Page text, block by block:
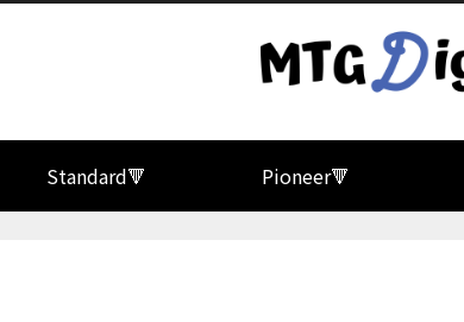
Standard🔻 Pioneer🔻